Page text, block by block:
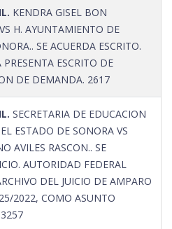
KENDRA GISEL BON
H. AYUNTAMIENTO DE
SE ACUERDA ESCRITO.
ESCRITO DE
DE DEMANDA. 2617
SECRETARIA DE EDUCACION
ESTADO DE SONORA VS
AVILES RASCON.. SE
AUTORIDAD FEDERAL
DEL JUICIO DE AMPARO
2022, COMO ASUNTO